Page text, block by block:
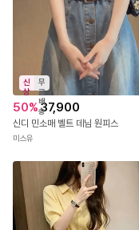
신
상
무
료
배
송
50% 37,900
신디 민소매 벨트 데님 원피스
미스유